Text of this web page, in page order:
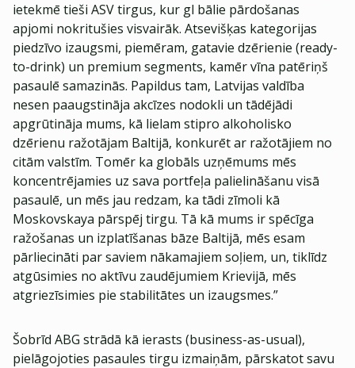
ietekmē tieši ASV tirgus, kur gl bālie pārdošanas
apjomi nokritušies visvairāk. Atsevišķas kategorijas
piedzīvo izaugsmi, piemēram, gatavie dzērienie (ready-
to-drink) un premium segments, kamēr vīna patēriņš
pasaulē samazinās. Papildus tam, Latvijas valdība
nesen paaugstināja akcīzes nodokli un tādējādi
apgrūtināja mums, kā lielam stipro alkoholisko
dzērienu ražotājam Baltijā, konkurēt ar ražotājiem no
citām valstīm. Tomēr ka globāls uzņēmums mēs
koncentrējamies uz sava portfeļa palielināšanu visā
pasaulē, un mēs jau redzam, ka tādi zīmoli kā
Moskovskaya pārspēj tirgu. Tā kā mums ir spēcīga
ražošanas un izplatīšanas bāze Baltijā, mēs esam
pārliecināti par saviem nākamajiem soļiem, un, tiklīdz
atgūsimies no aktīvu zaudējumiem Krievijā, mēs
atgriezīsimies pie stabilitātes un izaugsmes.”
Šobrīd ABG strādā kā ierasts (business-as-usual),
pielāgojoties pasaules tirgu izmaiņām, pārskatot savu